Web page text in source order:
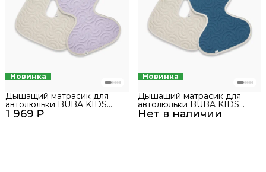
Новинка
1 969 ₽
Дышащий матрасик для
автолюльки BUBA KIDS
Лаванда/Натуральный S
Новинка
Нет в наличии
Дышащий матрасик для
автолюльки BUBA KIDS
Море/Натуральный S